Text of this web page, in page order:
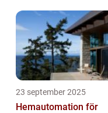
23 september 2025
Hemautomation för